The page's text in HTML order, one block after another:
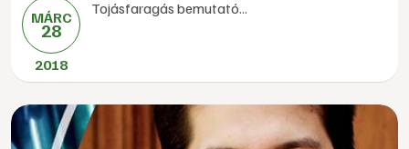
MÁRC
28
2018
Tojásfaragás bemutató...